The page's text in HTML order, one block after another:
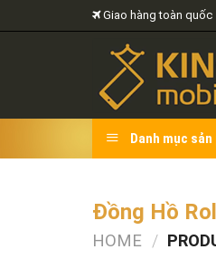
to
Giao hàng toàn quốc
Danh mục sản
Đồng Hồ
HOME /